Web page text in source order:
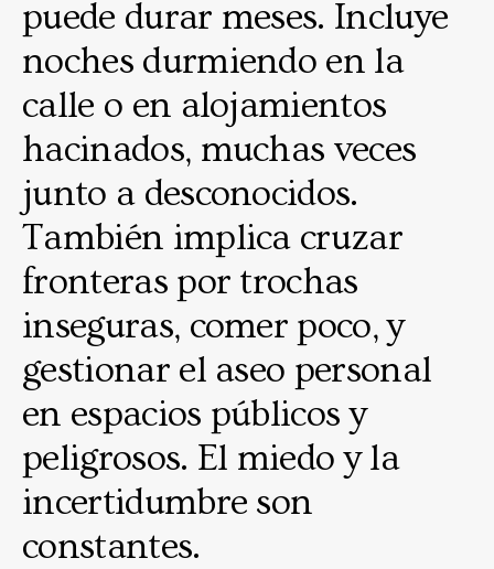
puede durar meses. Incluye
noches durmiendo en la
calle o en alojamientos
hacinados, muchas veces
junto a desconocidos.
También implica cruzar
fronteras por trochas
inseguras, comer poco, y
gestionar el aseo personal
en espacios públicos y
peligrosos. El miedo y la
incertidumbre son
constantes.